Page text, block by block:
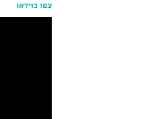
צפו בוידאו